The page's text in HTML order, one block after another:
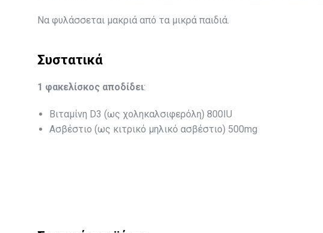
Να φυλάσσεται μακριά από τα μικρά παιδιά.
Συστατικά
1 φακελίσκος αποδίδει:
Βιταμίνη D3 (ως χοληκαλσιφερόλη) 800IU
Ασβέστιο (ως κιτρικό μηλικό ασβέστιο) 500mg